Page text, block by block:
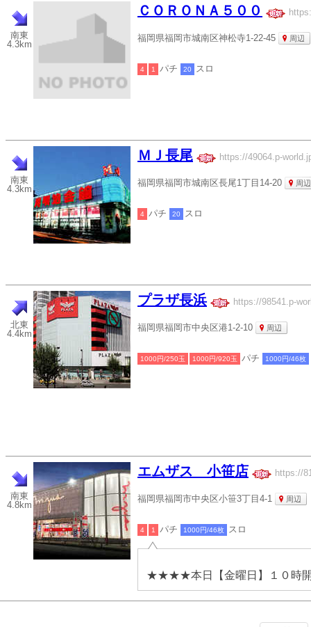
南東
4.3km
ＣＯＲＯＮＡ５００
福岡県福岡市城南区神松寺1-22-45 周辺
4 1 パチ 20 スロ
南東
4.3km
ＭＪ長尾 https://49064.p-
福岡県福岡市城南区長尾1丁目14-20 周辺
4 パチ 20 スロ
北東
4.4km
プラザ長浜 https://98541.p-
福岡県福岡市中央区港1-2-10 周辺
1000円/250玉 1000円/920玉 パチ 1000円/46枚
南東
4.8km
エムザス 小笹店 https://
福岡県福岡市中央区小笹3丁目4-1 周辺
4 1 パチ 1000円/46枚 スロ
★★★★本日【金曜日】１０